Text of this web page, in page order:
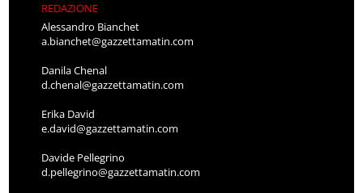
REDAZIONE
Alessandro Bianchet
a.bianchet@gazzettamatin.com
Danila Chenal
d.chenal@gazzettamatin.com
Erika David
e.david@gazzettamatin.com
Davide Pellegrino
d.pellegrino@gazzettamatin.com